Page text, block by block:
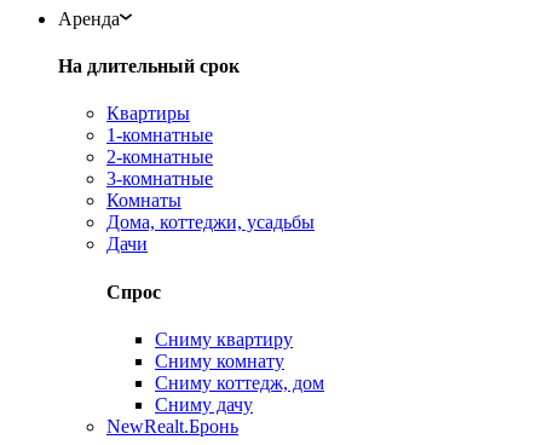
Аренда
На длительный срок
Квартиры
1-комнатные
2-комнатные
3-комнатные
Комнаты
Дома, коттеджи, усадьбы
Дачи
Спрос
Сниму квартиру
Сниму комнату
Сниму коттедж, дом
Сниму дачу
NewRealt.Бронь